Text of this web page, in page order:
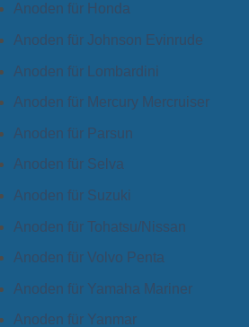
Anoden für Honda
Anoden für Johnson Evinrude
Anoden für Lombardini
Anoden für Mercury Mercruiser
Anoden für Parsun
Anoden für Selva
Anoden für Suzuki
Anoden für Tohatsu/Nissan
Anoden für Volvo Penta
Anoden für Yamaha Mariner
Anoden für Yanmar